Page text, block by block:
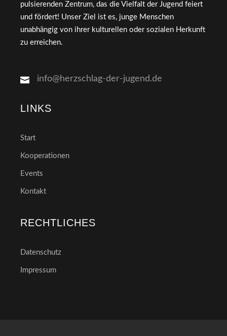
pulsierenden Zentrum, das die Vielfalt der Jugend feiert
und fördert! Unser Ziel ist es, junge Menschen
unabhängig von ihrer kulturellen oder sozialen Herkunft
zu erreichen.
info@herzschlag-der-jugend.de
LINKS
Start
Kooperationen
Events
Kontakt
RECHTLICHES
Datenschutz
Impressum